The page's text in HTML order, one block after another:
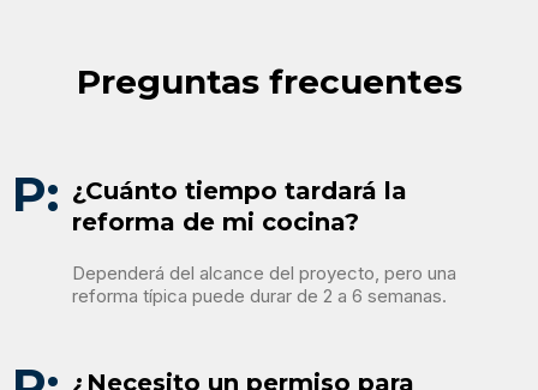
Preguntas frecuentes
P: ¿Cuánto tiempo tardará la
reforma de mi cocina?
Dependerá del alcance del proyecto, pero una
reforma típica puede durar de 2 a 6 semanas.
¿Necesito un permiso para